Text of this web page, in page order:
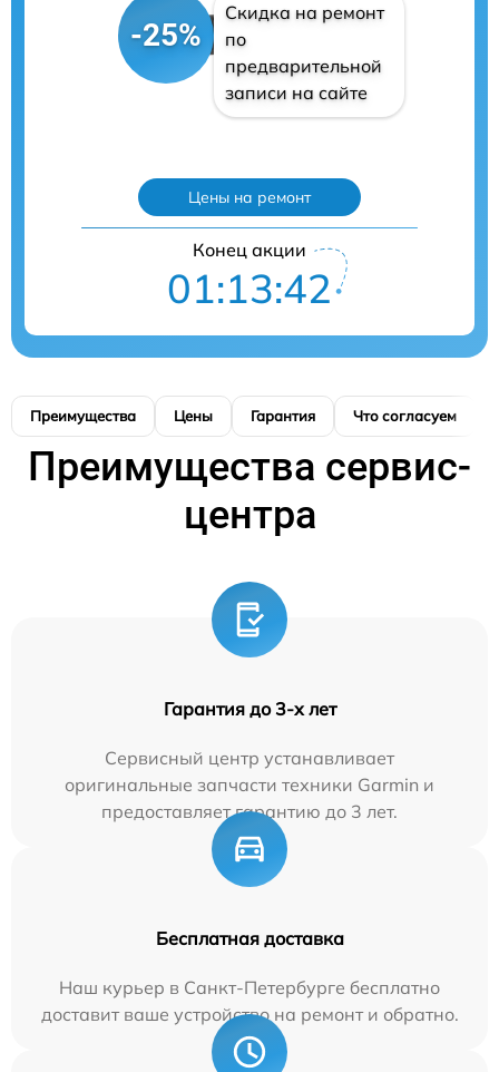
-25%
Скидка на ремонт
по
предварительной
записи на сайте
Цены на ремонт
Конец акции
01:13:41
Преимущества Цены Гарантия Что согласуем
Преимущества сервис-
центра
Гарантия до 3-х лет
Сервисный центр устанавливает
оригинальные запчасти техники Garmin и
предоставляет гарантию до 3 лет.
Бесплатная доставка
Наш курьер в Санкт-Петербурге бесплатно
доставит ваше устройство на ремонт и обратно.